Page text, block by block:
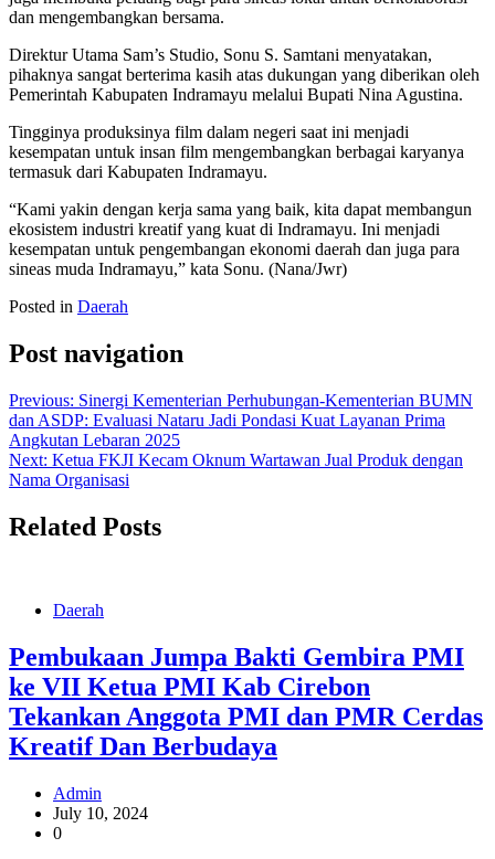
dan mengembangkan bersama.
Direktur Utama Sam’s Studio, Sonu S. Samtani menyatakan,
pihaknya sangat berterima kasih atas dukungan yang diberikan oleh
Pemerintah Kabupaten Indramayu melalui Bupati Nina Agustina.
Tingginya produksinya film dalam negeri saat ini menjadi
kesempatan untuk insan film mengembangkan berbagai karyanya
termasuk dari Kabupaten Indramayu.
“Kami yakin dengan kerja sama yang baik, kita dapat membangun
ekosistem industri kreatif yang kuat di Indramayu. Ini menjadi
kesempatan untuk pengembangan ekonomi daerah dan juga para
sineas muda Indramayu,” kata Sonu. (Nana/Jwr)
Posted in Daerah
Post navigation
Previous: Sinergi Kementerian Perhubungan-Kementerian BUMN
dan ASDP: Evaluasi Nataru Jadi Pondasi Kuat Layanan Prima
Angkutan Lebaran 2025
Next: Ketua FKJI Kecam Oknum Wartawan Jual Produk dengan
Nama Organisasi
Related Posts
Daerah
Pembukaan Jumpa Bakti Gembira PMI
ke VII Ketua PMI Kab Cirebon
Tekankan Anggota PMI dan PMR Cerdas
Kreatif Dan Berbudaya
Admin
July 10, 2024
0